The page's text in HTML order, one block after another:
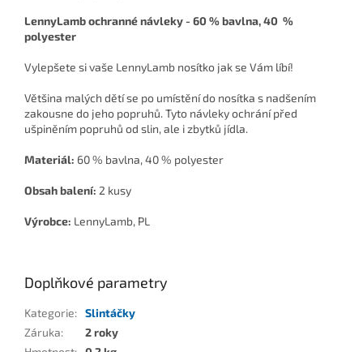
LennyLamb ochranné návleky - 60 % bavlna, 40 %
polyester
Vylepšete si vaše LennyLamb nosítko jak se Vám líbí!
Většina malých dětí se po umístění do nosítka s nadšením
zakousne do jeho popruhů. Tyto návleky ochrání před
ušpiněním popruhů od slin, ale i zbytků jídla.
Materiál: 60 % bavlna, 40 % polyester
Obsah balení: 2 kusy
Výrobce: LennyLamb, PL
Doplňkové parametry
Kategorie: Slintáčky
Záruka:
2 roky